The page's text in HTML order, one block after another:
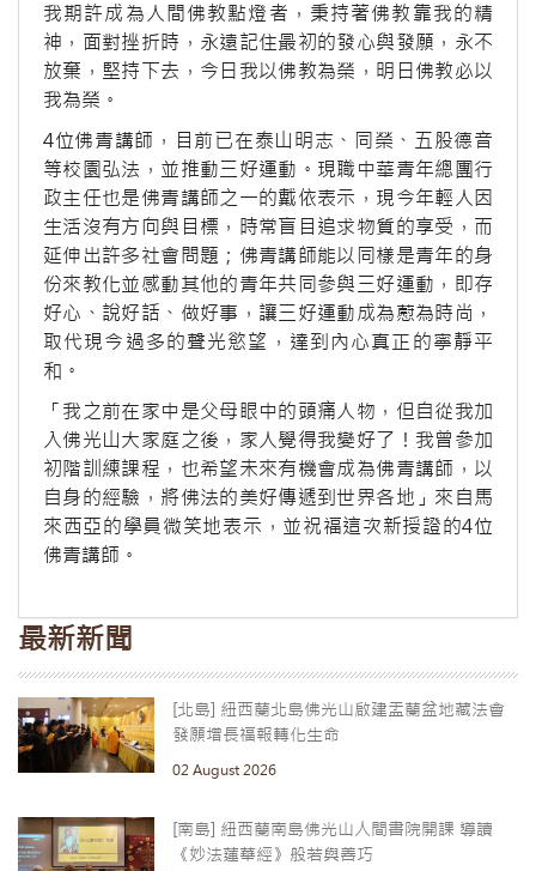
我期許成為人間佛教點燈者，秉持著佛教靠我的精
神，面對挫折時，永遠記住最初的發心與發願，永不
放棄，堅持下去，今日我以佛教為榮，明日佛教必以
我為榮。
4位佛青講師，目前已在泰山明志、同榮、五股德音
等校園弘法，並推動三好運動。現職中華青年總團行
政主任也是佛青講師之一的戴依表示，現今年輕人因
生活沒有方向與目標，時常盲目追求物質的享受，而
延伸出許多社會問題；佛青講師能以同樣是青年的身
份來教化並感動其他的青年共同參與三好運動，即存
好心、說好話、做好事，讓三好運動成為藯為時尚，
取代現今過多的聲光慾望，達到內心真正的寧靜平
和。
「我之前在家中是父母眼中的頭痛人物，但自從我加
入佛光山大家庭之後，家人覺得我變好了！我曾參加
初階訓練課程，也希望未來有機會成為佛青講師，以
自身的經驗，將佛法的美好傳遞到世界各地」來自馬
來西亞的學員微笑地表示，並祝福這次新授證的4位
佛青講師。
最新新聞
[北島] 紐西蘭北島佛光山啟建盂蘭盆地藏法會
發願增長福報轉化生命
02 August 2026
[南島] 紐西蘭南島佛光山人間書院開課 導讀
《妙法蓮華經》般若與善巧